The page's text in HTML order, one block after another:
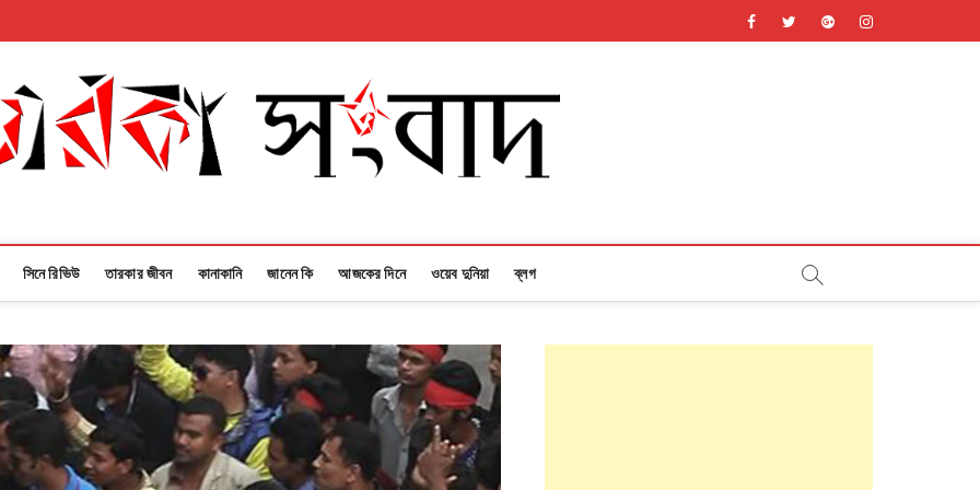
facebooktwittergoogleplusinstagram
সিনে রিভিউ তারকার জীবন কানাকানি জানেন কি আজকের দিনে ওয়েব দুনিয়া ব্লগ